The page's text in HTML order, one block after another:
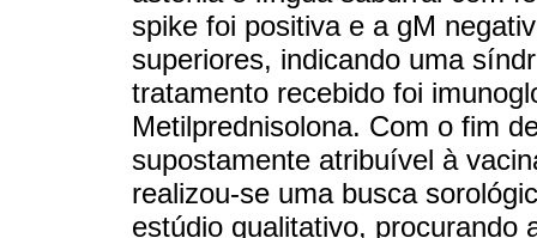
spike foi positiva e a gM
superiores, indicando uma
tratamento recebido foi
Metilprednisolona. Com o fim
supostamente atribuível à
realizou-se uma busca
estúdio qualitativo, procurando